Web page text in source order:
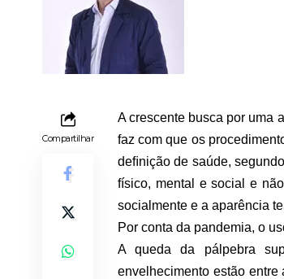
Compartilhar
A crescente busca por uma
faz com que os
deﬁnição de saúde,
físico, mental e social e
socialmente e a aparência
Por conta da pandemia, o
A queda da pálpebra
envelhecimento estão